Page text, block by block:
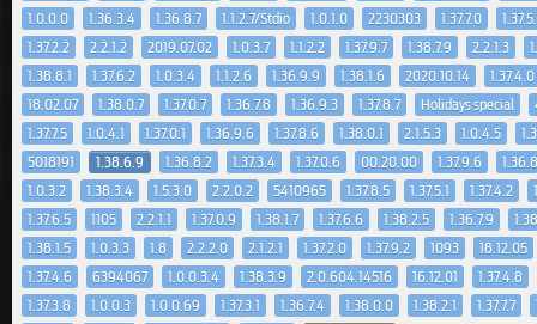
1.0.0.0
1.36.3.4 1.36.8.7 1.1.2.7/Stdio 1.0.1.0 2230303 1.37.7.0
1.37.2.2
2.2.1.2 2019.07.02 1.0.3.7 1.1.2.2 1.37.9.7 1.38.7.9 2.2.1.3
1.38.8.1
1.37.6.2 1.0.3.4 1.1.2.6 1.36.9.9 1.38.1.6 2020.10.14
1.37.4.0
18.02.07
1.38.0.7 1.37.0.7 1.36.7.8 1.36.9.3 1.37.8.7 Holidays special
1.37.7.5
1.0.4.1 1.37.0.1 1.36.9.6 1.37.8.6 1.38.0.1 2.1.5.3 1.0.4.5
5018191
1.38.6.9 1.36.8.2 1.37.3.4 1.37.0.6 00.20.00 1.37.9.6
1.0.3.2
1.38.3.4 1.5.3.0 2.2.0.2 5410965 1.37.8.5 1.37.5.1 1.37.4.2
1.37.6.5
1105 2.2.1.1 1.37.0.9 1.38.1.7 1.37.6.6 1.38.2.5 1.36.7.9
1.38.1.5
1.0.3.3 1.8 2.2.2.0 2.1.2.1 1.37.2.0 1.37.9.2 1093
18.12.05
1.37.4.6
6394067 1.0.0.3.4 1.38.3.9 2.0.604.14516 16.12.01
1.37.4.8
1.37.3.8
1.0.0.3 1.0.0.69 1.37.3.1 1.36.7.4 1.38.0.0 1.38.2.1 1.37.7.7